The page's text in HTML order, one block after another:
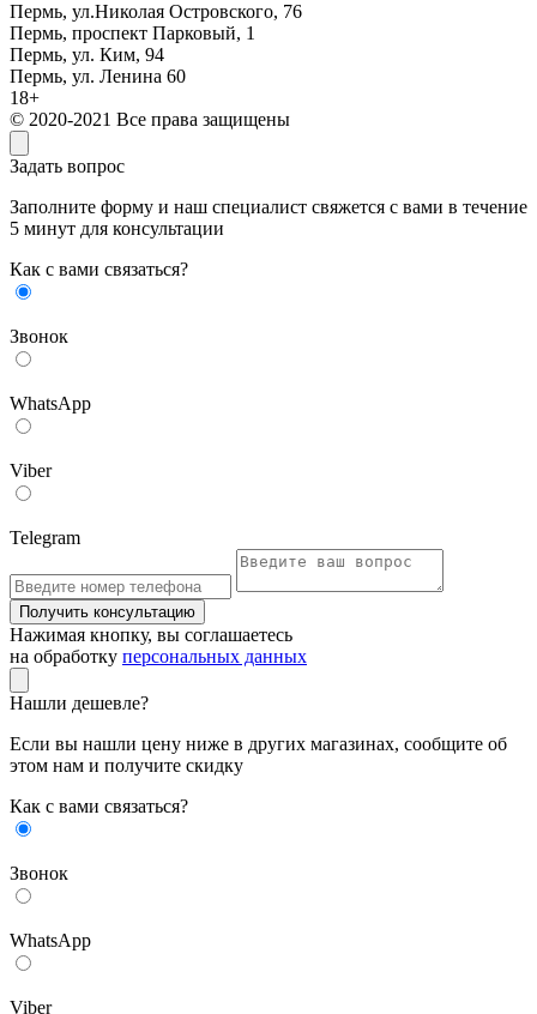
Пермь, ул.Николая Островского, 76
Пермь, проспект Парковый, 1
Пермь, ул. Ким, 94
Пермь, ул. Ленина 60
18+
© 2020-2021 Все права защищены
Задать вопрос
Заполните форму и наш специалист свяжется с вами в течение
5 минут для консультации
Как с вами связаться?
Звонок
WhatsApp
Viber
Telegram
Получить консультацию
Нажимая кнопку, вы соглашаетесь
на обработку персональных данных
Нашли дешевле?
Если вы нашли цену ниже в других магазинах, сообщите об
этом нам и получите скидку
Как с вами связаться?
Звонок
WhatsApp
Viber